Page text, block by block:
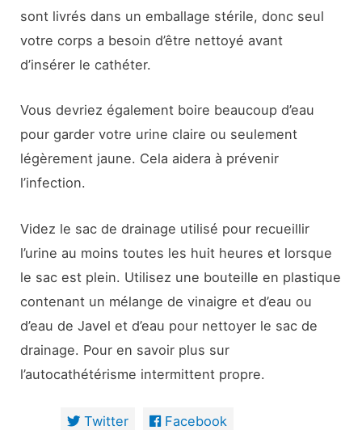
sont livrés dans un emballage stérile, donc seul
votre corps a besoin d’être nettoyé avant
d’insérer le cathéter.
Vous devriez également boire beaucoup d’eau
pour garder votre urine claire ou seulement
légèrement jaune. Cela aidera à prévenir
l’infection.
Videz le sac de drainage utilisé pour recueillir
l’urine au moins toutes les huit heures et lorsque
le sac est plein. Utilisez une bouteille en plastique
contenant un mélange de vinaigre et d’eau ou
d’eau de Javel et d’eau pour nettoyer le sac de
drainage. Pour en savoir plus sur
l’autocathétérisme intermittent propre.
Twitter Facebook